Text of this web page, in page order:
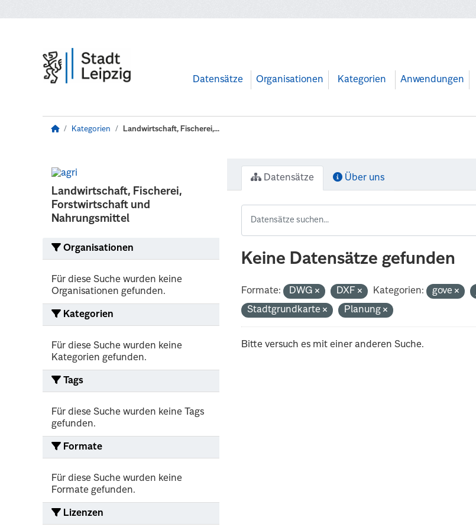
Datensätze Organisationen Kategorien Anwendungen
Kategorien Landwirtschaft, Fischerei,...
Landwirtschaft, Fischerei,
Forstwirtschaft und
Nahrungsmittel
Organisationen
Für diese Suche wurden keine
Organisationen gefunden.
Kategorien
Für diese Suche wurden keine
Kategorien gefunden.
Tags
Für diese Suche wurden keine Tags
gefunden.
Formate
Für diese Suche wurden keine
Formate gefunden.
Lizenzen
Datensätze Über uns
Keine Datensätze gefunden
Formate: DWG DXF Kategorien: gove
Stadtgrundkarte
Planung
Bitte versuch es mit einer anderen Suche.